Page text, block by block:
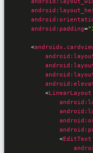
android:padding=
<
<
<